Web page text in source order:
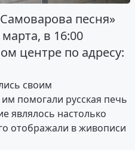
песня»
в 16:00
центре по адресу:
своим
помогали русская печь
являлось настолько
отображали в живописи